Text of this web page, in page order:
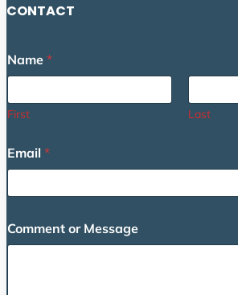
CONTACT
a
m
C
m
e
t
o
m
Name *
First Last
Email *
Comment or Message